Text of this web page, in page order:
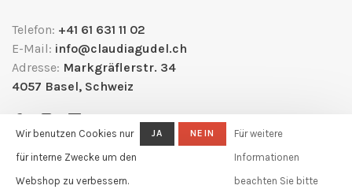
Telefon: +41 61 631 11 02
E-Mail: info@claudiagudel.ch
Adresse: Markgräflerstr. 34
4057 Basel, Schweiz
Wir benutzen Cookies nur
für interne Zwecke um den
Webshop zu verbessern.
JA NEIN
Für weitere
Informationen
beachten Sie bitte